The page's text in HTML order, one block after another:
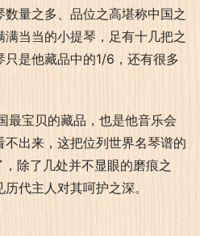
量之多、品位之高堪称中国之
当当的小提琴，足有十几把之
是他藏品中的1/6，还有很多
最宝贝的藏品，也是他音乐会
出来，这把位列世界名琴谱的
除了几处并不显眼的磨痕之
代主人对其呵护之深。